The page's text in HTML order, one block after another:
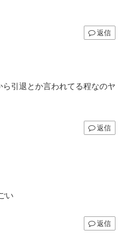
返信
引退とか言われてる程なのヤ
返信
い
返信